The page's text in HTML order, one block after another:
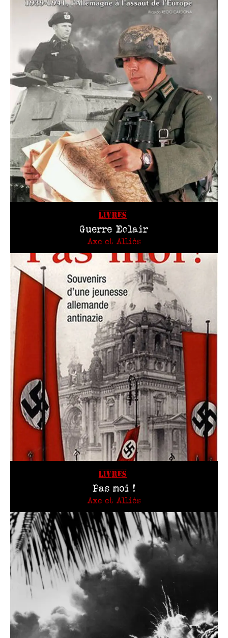
LIVRES
Guerre Eclair
Axe et Alliés
LIVRES
Pas moi !
Axe et Alliés